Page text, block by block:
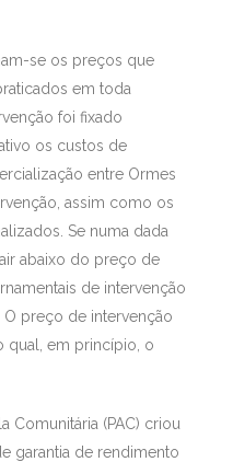
se os preços que
em toda
foi fixado
os custos de
entre Ormes
assim como os
Se numa dada
abaixo do preço de
de intervenção
preço de intervenção
qual, em princípio, o
Comunitária (PAC) criou
garantia de rendimento